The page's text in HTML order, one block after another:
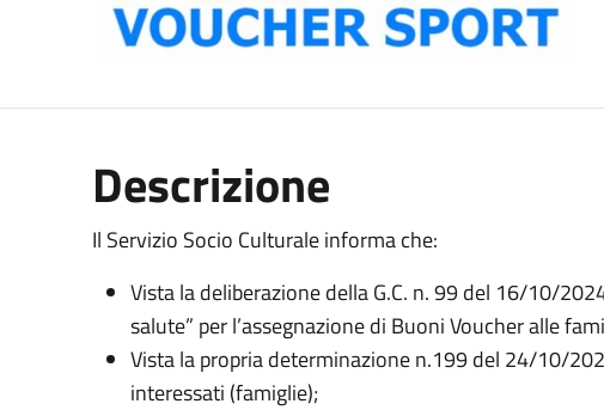
Descrizione
Il Servizio Socio Culturale informa che:
Vista la deliberazione della G.C. n. 99 del 16/10/
salute” per l’assegnazione di Buoni Voucher alle
Vista la propria determinazione n.199 del 24/10/
interessati (famiglie);